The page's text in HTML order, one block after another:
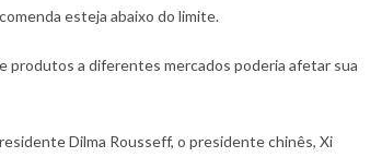
esteja abaixo do limite.
produtos a diferentes mercados poderia afetar sua
Dilma Rousseff, o presidente chinês, Xi